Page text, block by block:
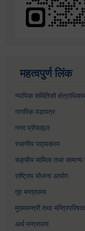
महत्वपुर्ण लिंक
न्यायिक समितिको
नागरिक वडापत्र
नगर प्रोफाइल
स्थानीय पाठ्यक्रम
सङ्घीय मामिला तथा
राष्ट्रिय योजना आयोग
गृह मन्त्रालय
मुख्यमन्त्री तथा
अर्थ मन्त्रालय